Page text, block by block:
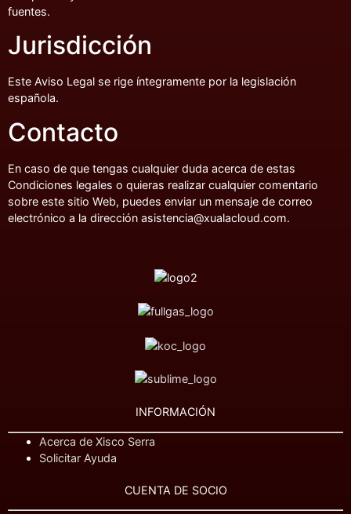
fuentes.
Jurisdicción
Este Aviso Legal se rige íntegramente por la legislación
española.
Contacto
En caso de que tengas cualquier duda acerca de estas
Condiciones legales o quieras realizar cualquier comentario
sobre este sitio Web, puedes enviar un mensaje de correo
electrónico a la dirección asistencia@xualacloud.com.
INFORMACIÓN
Acerca de Xisco Serra
Solicitar Ayuda
CUENTA DE SOCIO